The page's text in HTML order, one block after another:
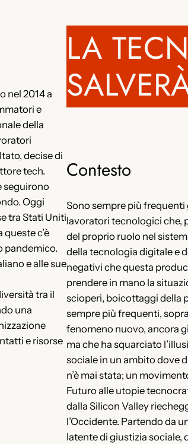
nel 2014 a
e
della
decise di
tech.
seguirono
Oggi
tra Stati Uniti
queste c’è
pandemico.
e alle sue
tra il
una
e risorse
LA
Contesto
Sono sempre più frequenti
lavoratori tecnologici che,
del proprio ruolo nel
della tecnologia digitale e
negativi che questa
prendere in mano la
scioperi, boicottaggi della
sempre più frequenti,
fenomeno nuovo, ancora
ma che ha squarciato
sociale in un ambito dove
n’è mai stata; un
Futuro alle utopie
dalla Silicon Valley
l’Occidente. Partendo da
latente di giustizia sociale,